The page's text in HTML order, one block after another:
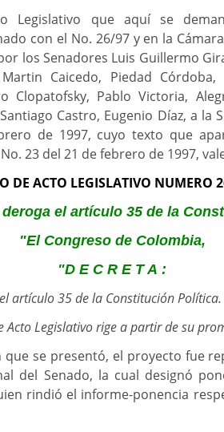
Legislativo que aquí se
con el No. 26/97 y en la
los Senadores Luis Guillermo
Caicedo, Piedad
Clopatofsky, Pablo Victoria,
Castro, Eugenio Díaz, a la
de 1997, cuyo texto que
23 del 21 de febrero de 1997,
DE ACTO LEGISLATIVO NUMERO
el artículo 35 de la
"El Congreso de Colombia,
"D E C R E T A :
artículo 35 de la Constitución Política.
Acto Legislativo rige a partir de su
que se presentó, el proyecto fue
del Senado, la cual designó
rindió el informe-ponencia